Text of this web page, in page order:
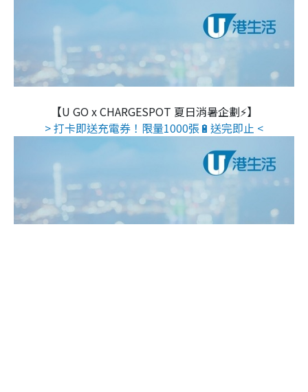
【U GO x CHARGESPOT 夏日消暑企劃⚡】
> 打卡即送充電券！限量1000張🔋送完即止 <